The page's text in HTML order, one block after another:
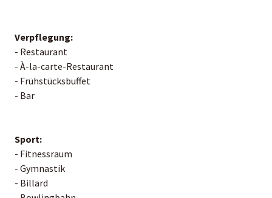
Verpflegung:
- Restaurant
- À-la-carte-Restaurant
- Frühstücksbuffet
- Bar
Sport:
- Fitnessraum
- Gymnastik
- Billard